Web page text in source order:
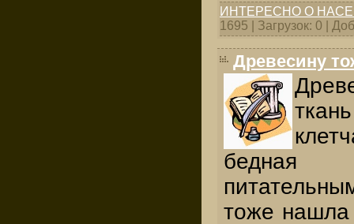
ИНТЕРЕСНО О
1695 | Загрузок: 0 |
Древесину
бедная
тоже нашла